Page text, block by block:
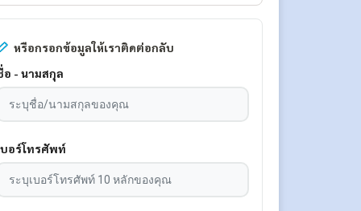
หรือกรอกข้อมูลให้เราติดต่อกลับ
อ - นามสกุล
บอร์โทรศัพท์